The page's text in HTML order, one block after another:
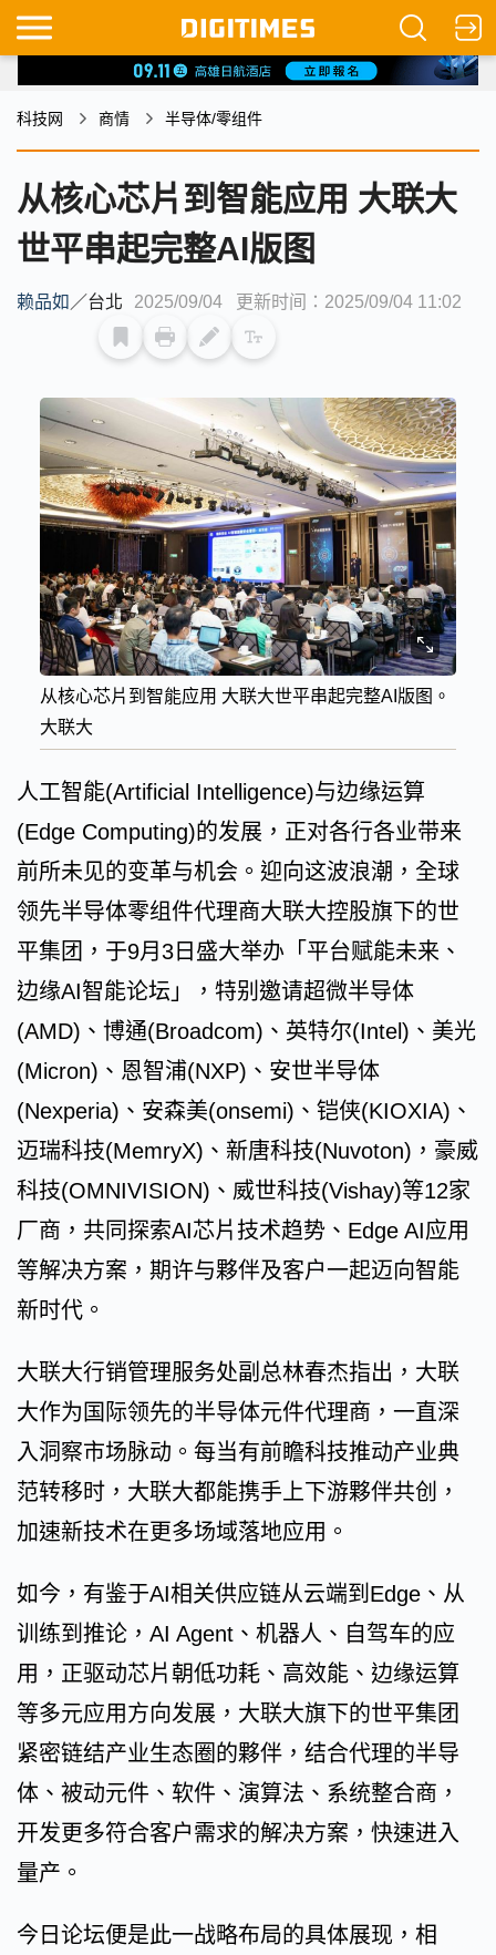
科技网 商情 半导体/零组件
从核心芯片到智能应用 大联大
世平串起完整AI版图
赖品如 ／台北 2025/09/04 更新时间：2025/09/04 11:02
从核心芯片到智能应用 大联大世平串起完整AI版图。
大联大
人工智能(Artificial Intelligence)与边缘运算
(Edge Computing)的发展，正对各行各业带来
前所未见的变革与机会。迎向这波浪潮，全球
领先半导体零组件代理商大联大控股旗下的世
平集团，于9月3日盛大举办「平台赋能未来、
边缘AI智能论坛」，特别邀请超微半导体
(AMD)、博通(Broadcom)、英特尔(Intel)、美光
(Micron)、恩智浦(NXP)、安世半导体
(Nexperia)、安森美(onsemi)、铠侠(KIOXIA)、
迈瑞科技(MemryX)、新唐科技(Nuvoton)，豪威
科技(OMNIVISION)、威世科技(Vishay)等12家
厂商，共同探索AI芯片技术趋势、Edge AI应用
等解决方案，期许与夥伴及客户一起迈向智能
新时代。
大联大行销管理服务处副总林春杰指出，大联
大作为国际领先的半导体元件代理商，一直深
入洞察市场脉动。每当有前瞻科技推动产业典
范转移时，大联大都能携手上下游夥伴共创，
加速新技术在更多场域落地应用。
如今，有鉴于AI相关供应链从云端到Edge、从
训练到推论，AI Agent、机器人、自驾车的应
用，正驱动芯片朝低功耗、高效能、边缘运算
等多元应用方向发展，大联大旗下的世平集团
紧密链结产业生态圈的夥伴，结合代理的半导
体、被动元件、软件、演算法、系统整合商，
开发更多符合客户需求的解决方案，快速进入
量产。
今日论坛便是此一战略布局的具体展现，相